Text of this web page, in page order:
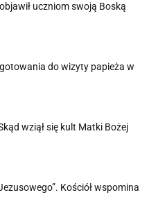
uczniom swoją Boską
do wizyty papieża w
wziął się kult Matki Bożej
Kościół wspomina